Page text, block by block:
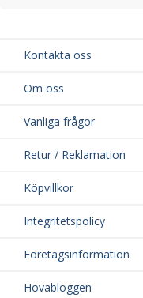
Kontakta oss
Om oss
Vanliga frågor
Retur / Reklamation
Köpvillkor
Integritetspolicy
Företagsinformation
Hovabloggen